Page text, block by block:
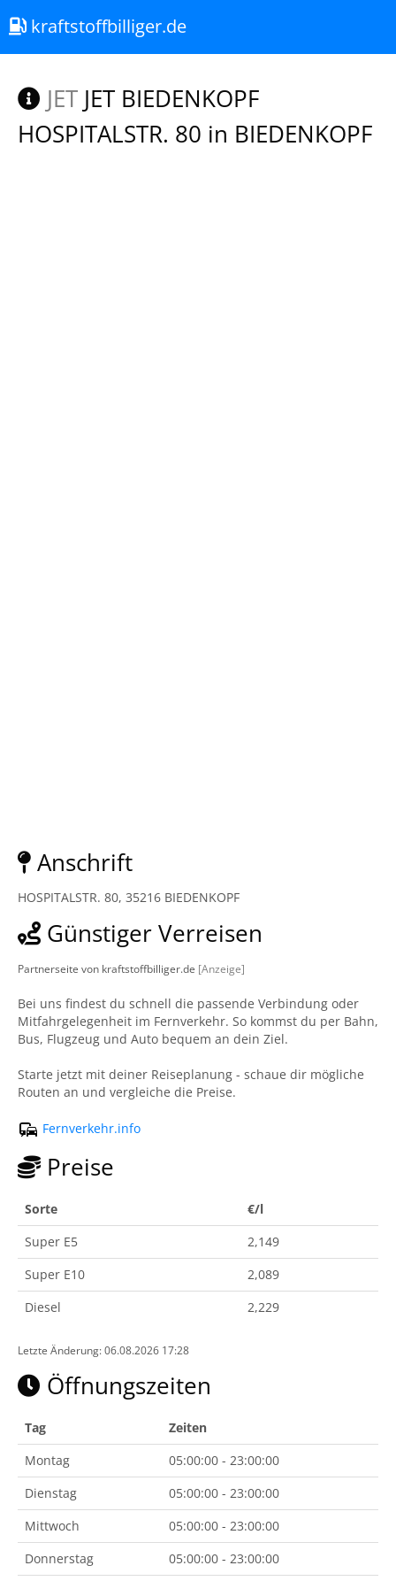
kraftstoffbilliger.de
JET JET BIEDENKOPF
HOSPITALSTR. 80 in BIEDENKOPF
Anschrift
HOSPITALSTR. 80, 35216 BIEDENKOPF
Günstiger Verreisen
Partnerseite von kraftstoffbilliger.de [Anzeige]
Bei uns findest du schnell die passende Verbindung oder
Mitfahrgelegenheit im Fernverkehr. So kommst du per Bahn,
Bus, Flugzeug und Auto bequem an dein Ziel.
Starte jetzt mit deiner Reiseplanung - schaue dir mögliche
Routen an und vergleiche die Preise.
Fernverkehr.info
Preise
Sorte
€/l
Super E5
2,149
Super E10
2,089
Diesel
2,229
Letzte Änderung: 06.08.2026 17:28
Öffnungszeiten
Tag
Zeiten
Montag
05:00:00 - 23:00:00
Dienstag
05:00:00 - 23:00:00
Mittwoch
05:00:00 - 23:00:00
Donnerstag
05:00:00 - 23:00:00